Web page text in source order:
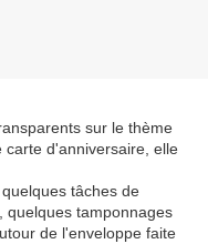
sur le thème
d'anniversaire, elle
tâches de
quelques tamponnages
de l'enveloppe faite